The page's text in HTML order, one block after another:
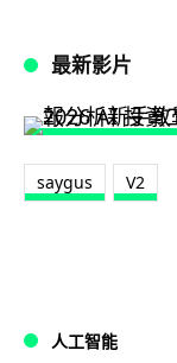
最新影片
saygus V2
人工智能